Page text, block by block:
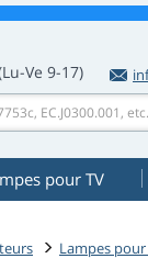
Ve 9-17)
pour TV
Lampes